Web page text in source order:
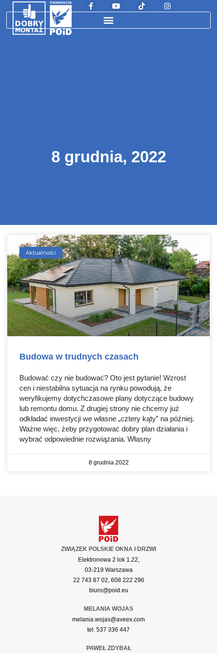
8 grudnia, 2022
Aktualności
Budowa w trudnych czasach
Budować czy nie budować? Oto jest pytanie! Wzrost
cen i niestabilna sytuacja na rynku powodują, że
weryfikujemy dotychczasowe plany dotyczące budowy
lub remontu domu. Z drugiej strony nie chcemy już
odkładać inwestycji we własne „cztery kąty” na później.
Ważne więc, żeby przygotować dobry plan działania i
wybrać odpowiednie rozwiązania. Własny
8 grudnia 2022
ZWIĄZEK POLSKIE OKNA I DRZWI
Elektronowa 2 lok 1.22,
03-219 Warszawa
22 743 87 02, 608 222 296
biuro@poid.eu
MELANIA WOJAS
melania.wojas@aveex.com
tel. 537 336 447
PAWEŁ ZDYBAŁ